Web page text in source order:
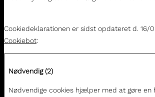
Cookiedeklarationen er sidst opdateret d. 16/
Cookiebot:
Nødvendig (2)
Nødvendige cookies hjælper med at gøre en